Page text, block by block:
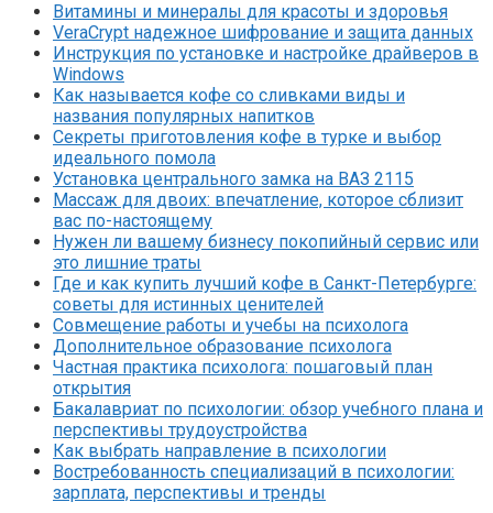
Витамины и минералы для красоты и здоровья
VeraCrypt надежное шифрование и защита данных
Инструкция по установке и настройке драйверов в
Windows
Как называется кофе со сливками виды и
названия популярных напитков
Секреты приготовления кофе в турке и выбор
идеального помола
Установка центрального замка на ВАЗ 2115
Массаж для двоих: впечатление, которое сблизит
вас по-настоящему
Нужен ли вашему бизнесу покопийный сервис или
это лишние траты
Где и как купить лучший кофе в Санкт-Петербурге:
советы для истинных ценителей
Совмещение работы и учебы на психолога
Дополнительное образование психолога
Частная практика психолога: пошаговый план
открытия
Бакалавриат по психологии: обзор учебного плана и
перспективы трудоустройства
Как выбрать направление в психологии
Востребованность специализаций в психологии:
зарплата, перспективы и тренды